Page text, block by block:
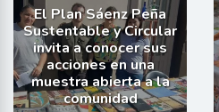
El Plan Sáenz Peña
Sustentable y Circular
invita a conocer sus
acciones en una
muestra abierta a la
comunidad